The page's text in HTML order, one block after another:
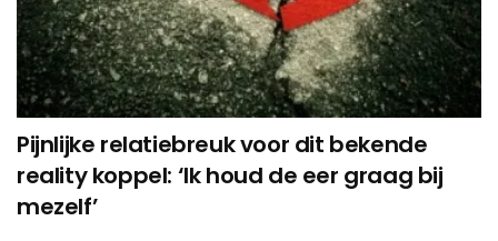
Pijnlijke relatiebreuk voor dit bekende
reality koppel: ‘Ik houd de eer graag bij
mezelf’